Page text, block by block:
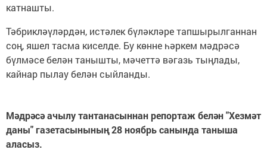
катнашты.
Тәбрикләүләрдән, истәлек бүләкләре тапшырылганнан
соң, яшел тасма киселде. Бу көнне һәркем мәдрәсә
бүлмәсе белән танышты, мәчеттә вәгазь тыңлады,
кайнар пылау белән сыйланды.
Мәдрәсә ачылу тантанасыннан репортаж белән "Хезмәт
даны" газетасынының 28 ноябрь санында таныша
аласыз.